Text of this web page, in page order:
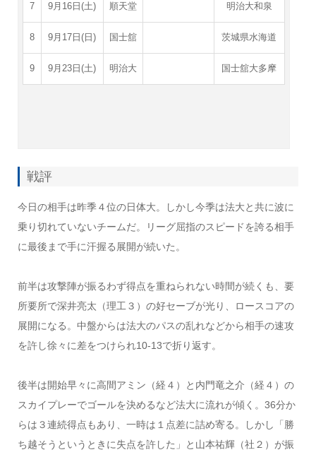
7 9月16日(土) 順天堂 明治大和泉
8 9月17日(日) 国士舘 茨城県水海道
9 9月23日(土) 明治大 国士舘大多摩
戦評
今日の相手は昨季４位の日体大。しかし今季は法大と共に波に
乗り切れていないチームだ。リーグ屈指のスピードを誇る相手
に最後まで手に汗握る展開が続いた。
前半は攻撃陣が振るわず得点を重ねられない時間が続くも、要
所要所で深井亮太（理工３）の好セーブが光り、ロースコアの
展開になる。中盤からは法大のパスの乱れなどから相手の速攻
を許し徐々に差をつけられ10-13で折り返す。
後半は開始早々に高間アミン（経４）と内門竜之介（経４）の
スカイプレーでゴールを決めるなど法大に流れが傾く。36分か
らは３連続得点もあり、一時は１点差に詰め寄る。しかし「勝
ち越そうというときに失点を許した」と山本祐輝（社２）が振